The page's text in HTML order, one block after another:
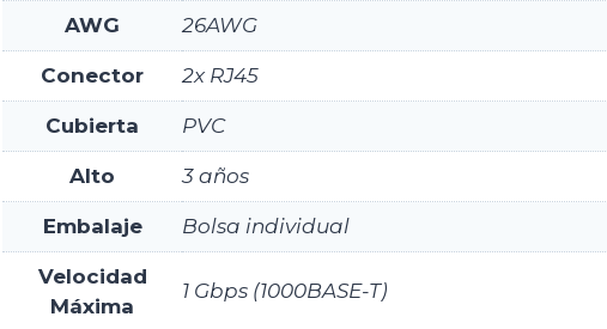
AWG 26AWG
Conector 2x RJ45
Cubierta PVC
Alto 3 años
Embalaje Bolsa individual
Velocidad
Máxima
1 Gbps (1000BASE-T)